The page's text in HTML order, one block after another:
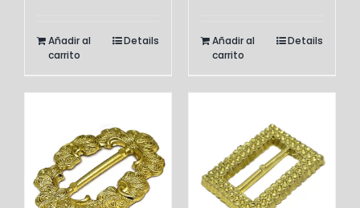
Añadir al
carrito
Details
Añadir al
carrito
Details